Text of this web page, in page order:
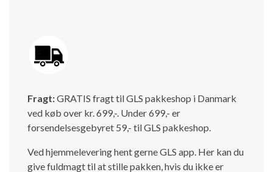
Fragt:GRATIS fragt til GLS pakkeshop i Danmark
ved køb over kr. 699,-. Under 699,- er
forsendelsesgebyret 59,- til GLS pakkeshop.
Ved hjemmelevering hent gerne GLS app. Her kan du
give fuldmagt til at stille pakken, hvis du ikke er